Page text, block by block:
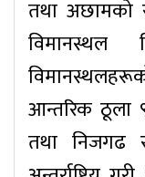
तथा अछामको
विमानस्थल
आन्तरिक ठूला
तथा निजगढ